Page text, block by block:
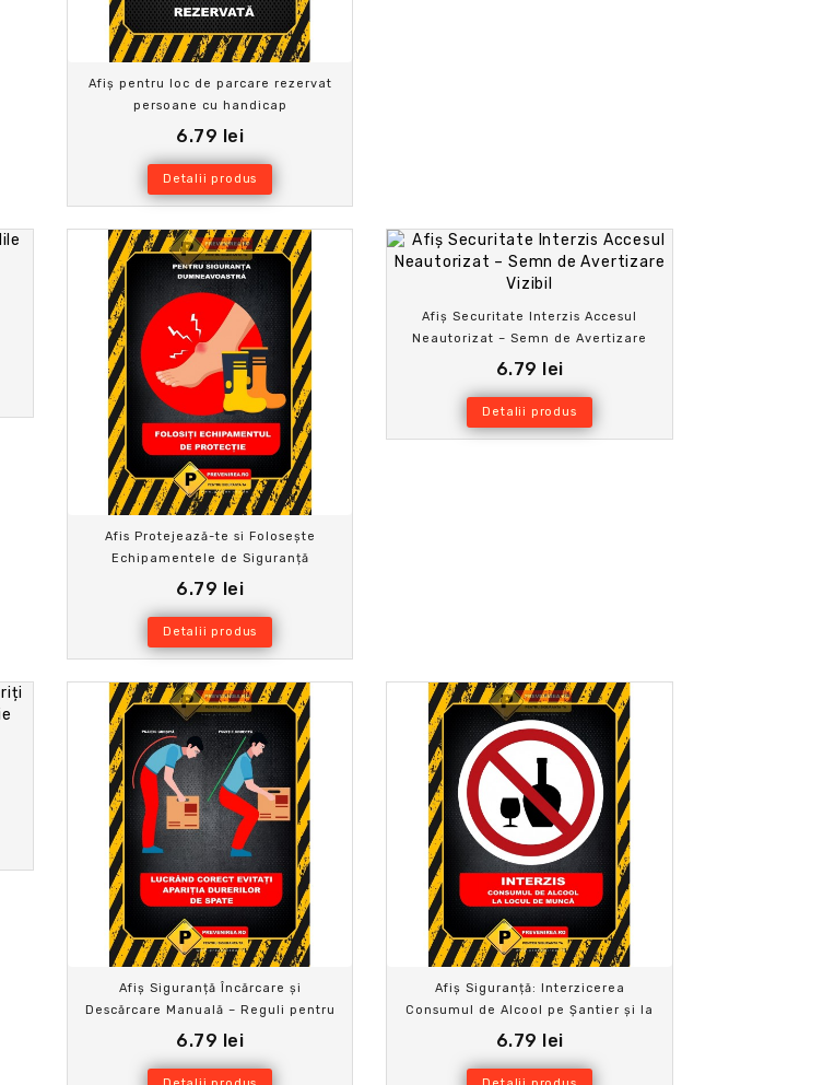
Afiș pentru loc de parcare rezervat
persoane cu handicap
6.79 lei
Detalii produs
Afis Protejează-te si Folosește
Echipamentele de Siguranță
6.79 lei
Detalii produs
Afiș Securitate Interzis Accesul
Neautorizat – Semn de Avertizare
Vizibil
6.79 lei
Detalii produs
Afiș Siguranță Încărcare și
Descărcare Manuală – Reguli pentru
Protecția Angajaților
6.79 lei
Afiș Siguranță: Interzicerea
Consumul de Alcool pe Șantier și la
Locul de Muncă
6.79 lei